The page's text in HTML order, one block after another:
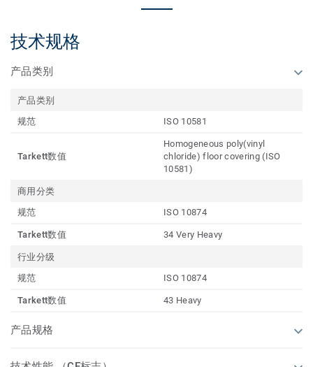
技术规格
产品类别
产品类别
规范
ISO 10581
Tarkett数值
Homogeneous poly(vinyl
chloride) floor covering (ISO
10581)
商用分类
规范
ISO 10874
Tarkett数值 34 Very Heavy
行业分级
规范
ISO 10874
Tarkett数值 43 Heavy
产品规格